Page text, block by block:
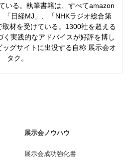
いる。執筆書籍は、すべてamazon
「日経MJ」、「NHKラジオ総合第
材を受けている。1300社を超える
く実践的なアドバイスが好評を博し
グサイトに出没する自称 展示会オ
タク。
展示会ノウハウ
展示会成功強化書